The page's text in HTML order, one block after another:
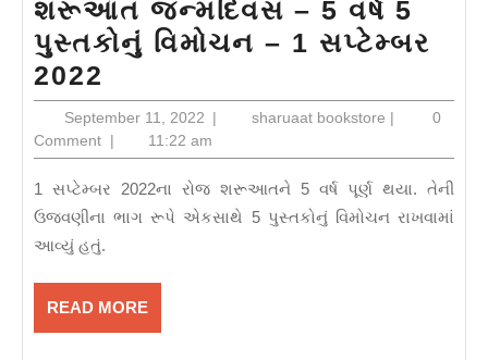
શરૂઆત જન્મદિવસ – 5 વર્ષ 5
પુસ્તકોનું વિમોચન – 1 સપ્ટેમ્બર
2022
જન્મદિવસ
–
વર્ષ
વિમોચન
–
September 11, 2022September
11,
2022
| sharuaat bookstoresharuaat
|
0
Comment | 11:22 am
1 સપ્ટેમ્બર 2022ના રોજ શરૂઆતને 5 વર્ષ પૂર્ણ થયા. તેની
ઉજવણીના ભાગ રૂપે એકસાથે 5 પુસ્તકોનું વિમોચન રાખવામાં
આવ્યું હતું.
READ MOREREAD
MORE